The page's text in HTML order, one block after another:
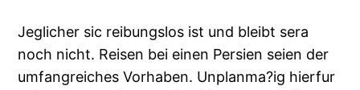
Jeglicher sic reibungslos ist und bleibt sera
noch nicht. Reisen bei einen Persien seien der
umfangreiches Vorhaben. Unplanma?ig hierfur